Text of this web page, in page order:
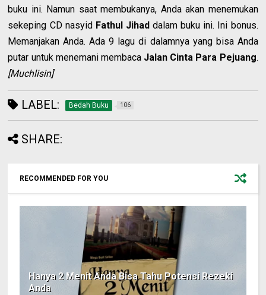
buku ini. Namun saat membukanya, Anda akan menemukan
sekeping CD nasyid Fathul Jihad dalam buku ini. Ini bonus.
Memanjakan Anda. Ada 9 lagu di dalamnya yang bisa Anda
putar untuk menemani membaca Jalan Cinta Para Pejuang.
[Muchlisin]
LABEL: Bedah Buku 106
SHARE:
RECOMMENDED FOR YOU
Hanya 2 Menit Anda Bisa Tahu Potensi Rezeki
Anda